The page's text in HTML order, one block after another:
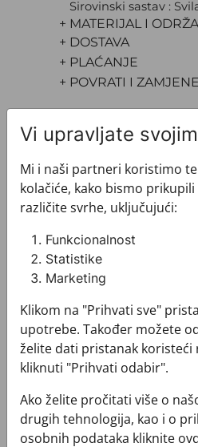
Sirovinski sastav :
+ MATERIJAL I
+ DOSTAVA
+ PLAĆANJE
+ POVRATI I ZAMJENE
Pogledajte
Vi upravljate
Mi i naši partneri koristimo
kolačiće, kako bismo
različite svrhe, uključujući:
Funkcionalnost
Statistike
Marketing
Klikom na "Prihvati sve"
upotrebe. Također možete
želite dati pristanak
kliknuti "Prihvati odabir".
Ako želite pročitati više o
drugih tehnologija, kao i o
osobnih podataka kliknite